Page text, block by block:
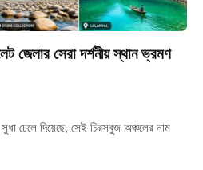
জেলার সেরা দর্শনীয় স্থান ভ্রমণ
ঢেলে দিয়েছে, সেই চিরসবুজ অঞ্চলের নাম